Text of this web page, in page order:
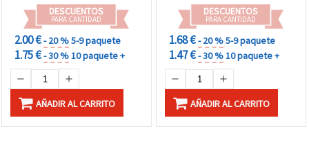
DESCUENTOS
PARA CANTIDAD
2.00 €- 20 %5-9 paquete
1.75 €- 30 %10 paquete +
AÑADIR AL CARRITO
DESCUENTOS
PARA CANTIDAD
1.68 €- 20 %5-9 paquete
1.47 €- 30 %10 paquete +
AÑADIR AL CARRITO